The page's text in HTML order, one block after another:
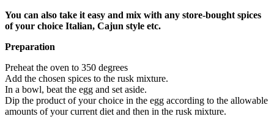
You can also take it easy and mix with any store-bought spices
of your choice Italian, Cajun style etc.
Preparation
Preheat the oven to 350 degrees
Add the chosen spices to the rusk mixture.
In a bowl, beat the egg and set aside.
Dip the product of your choice in the egg according to the allowable
amounts of your current diet and then in the rusk mixture.